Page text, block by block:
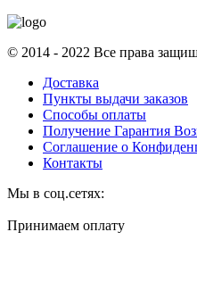
© 2014 - 2022 Все права
Доставка
Пункты выдачи заказов
Способы оплаты
Получение Гарантия
Соглашение о
Контакты
Мы в соц.сетях:
Принимаем оплату